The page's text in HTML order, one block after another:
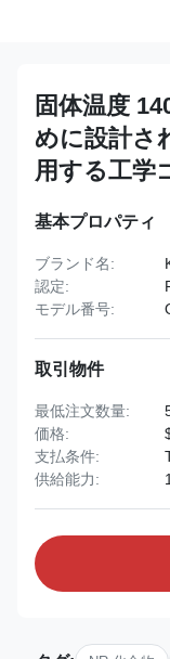
固体温度
めに設計さ
用する工学
基本プロパティ
ブランド名:
認定:
モデル番号:
取引物件
最低注文数量:
価格:
支払条件:
供給能力: